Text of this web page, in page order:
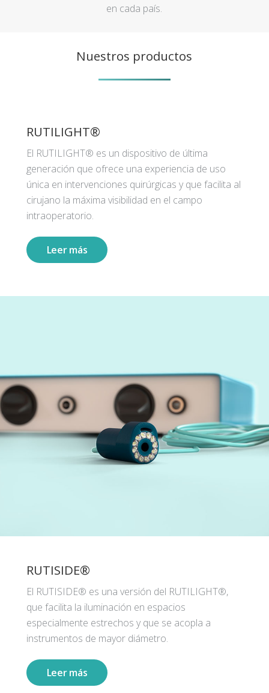
en cada país.
Nuestros productos
RUTILIGHT®
El RUTILIGHT® es un dispositivo de última
generación que ofrece una experiencia de uso
única en intervenciones quirúrgicas y que facilita al
cirujano la máxima visibilidad en el campo
intraoperatorio.
Leer más
RUTISIDE®
El RUTISIDE® es una versión del RUTILIGHT®,
que facilita la iluminación en espacios
especialmente estrechos y que se acopla a
instrumentos de mayor diámetro.
Leer más